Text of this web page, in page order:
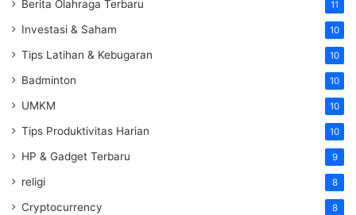
Berita Olahraga Terbaru 11
Investasi & Saham 10
Tips Latihan & Kebugaran 10
Badminton 10
UMKM 10
Tips Produktivitas Harian 10
HP & Gadget Terbaru 9
religi 8
Cryptocurrency 8